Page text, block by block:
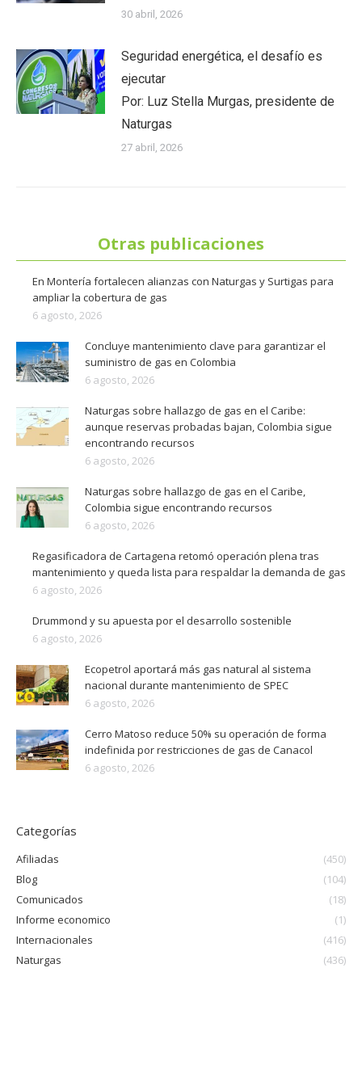
30 abril, 2026
Seguridad energética, el desafío es
ejecutar
Por: Luz Stella Murgas, presidente de
Naturgas
27 abril, 2026
Otras publicaciones
En Montería fortalecen alianzas con Naturgas y Surtigas para
ampliar la cobertura de gas
6 agosto, 2026
Concluye mantenimiento clave para garantizar el
suministro de gas en Colombia
6 agosto, 2026
Naturgas sobre hallazgo de gas en el Caribe:
aunque reservas probadas bajan, Colombia sigue
encontrando recursos
6 agosto, 2026
Naturgas sobre hallazgo de gas en el Caribe,
Colombia sigue encontrando recursos
6 agosto, 2026
Regasificadora de Cartagena retomó operación plena tras
mantenimiento y queda lista para respaldar la demanda de gas
6 agosto, 2026
Drummond y su apuesta por el desarrollo sostenible
6 agosto, 2026
Ecopetrol aportará más gas natural al sistema
nacional durante mantenimiento de SPEC
6 agosto, 2026
Cerro Matoso reduce 50% su operación de forma
indefinida por restricciones de gas de Canacol
6 agosto, 2026
Categorías
Afiliadas
(450)
Blog
(104)
Comunicados
(18)
Informe economico
(1)
Internacionales
(416)
Naturgas
(436)